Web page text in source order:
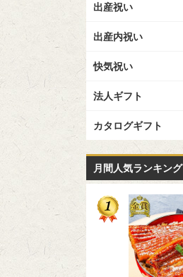
出産祝い
出産内祝い
快気祝い
法人ギフト
カタログギフト
月間人気ランキング